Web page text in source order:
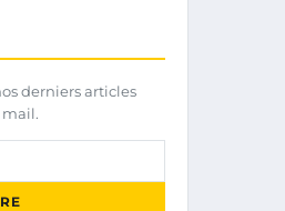
derniers articles